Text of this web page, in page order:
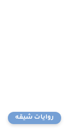
روايات شيقه